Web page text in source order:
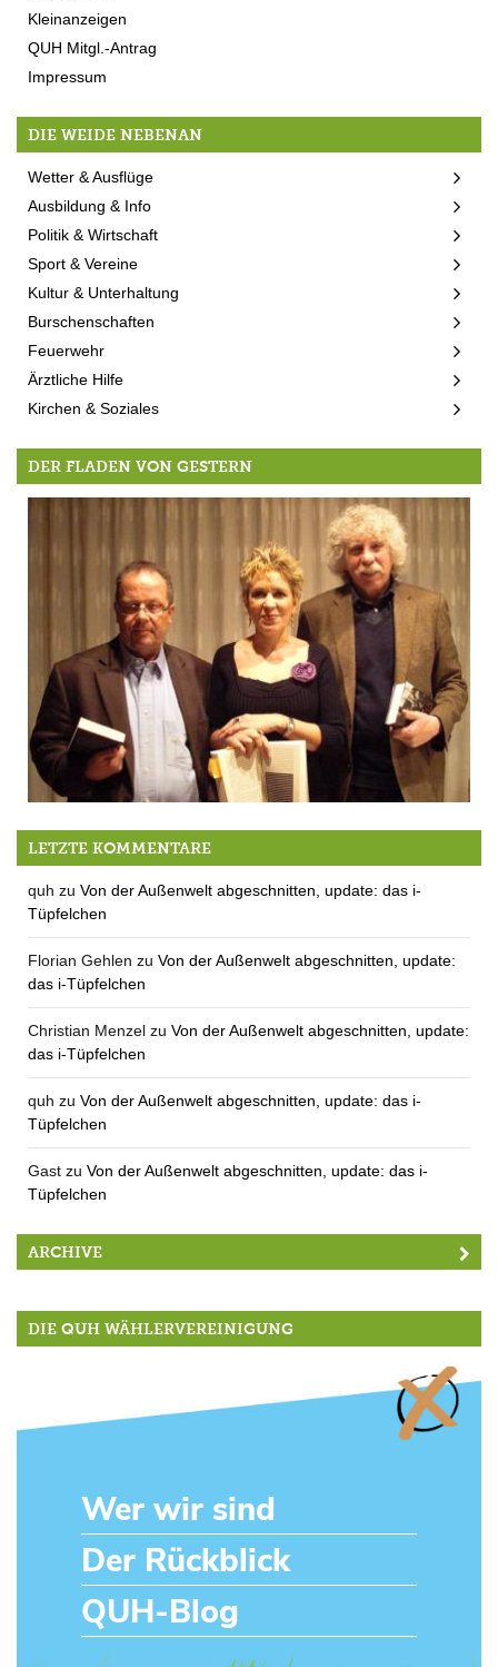
Kleinanzeigen
QUH Mitgl.-Antrag
Impressum
DIE WEIDE NEBENAN
Wetter & Ausflüge
Ausbildung & Info
Politik & Wirtschaft
Sport & Vereine
Kultur & Unterhaltung
Burschenschaften
Feuerwehr
Ärztliche Hilfe
Kirchen & Soziales
DER FLADEN VON GESTERN
Eine einstweilige Verfügung
LETZTE KOMMENTARE
quh zu Von der Außenwelt abgeschnitten, update: das i-
Tüpfelchen
Florian Gehlen zu Von der Außenwelt abgeschnitten, update:
das i-Tüpfelchen
Christian Menzel zu Von der Außenwelt abgeschnitten, update:
das i-Tüpfelchen
quh zu Von der Außenwelt abgeschnitten, update: das i-
Tüpfelchen
Gast zu Von der Außenwelt abgeschnitten, update: das i-
Tüpfelchen
ARCHIVE
DIE QUH WÄHLERVEREINIGUNG
Wer wir sind
Der Rückblick
QUH-Blog